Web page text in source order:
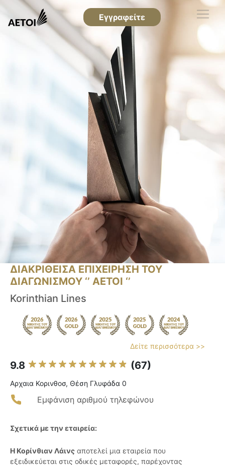
Εγγραφείτε
ΔΙΑΚΡΙΘΕΙΣΑ ΕΠΙΧΕΙΡΗΣΗ ΤΟΥ
ΔΙΑΓΩΝΙΣΜΟΥ ‘’ ΑΕΤΟΙ ‘’
Korinthian Lines
Δείτε περισσότερα >>
9.8 (67)
Αρχαια Κορινθοσ, Θέση Γλυφάδα 0
Εμφάνιση αριθμού τηλεφώνου
Σχετικά με την εταιρεία:
Η Κορίνθιαν Λάινς αποτελεί μια εταιρεία που
εξειδικεύεται στις οδικές μεταφορές, παρέχοντας